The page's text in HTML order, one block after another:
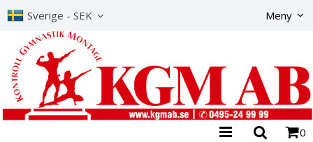
Sverige - SEK Meny
0